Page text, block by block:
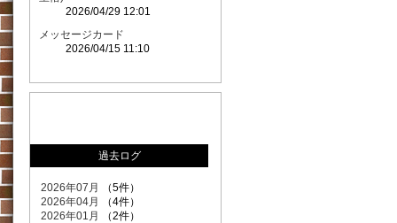
2026/04/29 12:01
メッセージカード
2026/04/15 11:10
過去ログ
2026年07月
（5件）
2026年04月
（4件）
2026年01月
（2件）